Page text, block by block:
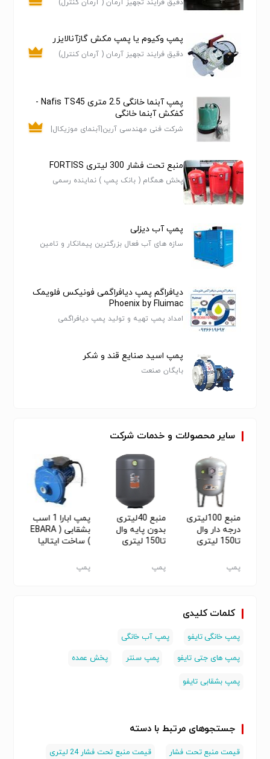
سایرمحصولات و خدمات شرکت
منبع 100لیتری
درجه دار وال
تا150 لیتری
سنتر
پمپ
منبع 40لیتری
بدون پایه وال
تا150 لیتری
سنتر
پمپ
پمپ ابارا 1 اسب
بشقابی ( EBARA
) ساخت ایتالیا
پمپ
دقیق فرایند تجهیز آرمان ( آرمان کنترل)
پمپ وکیوم یا پمپ مکش گازآنالایزر
دقیق فرایند تجهیز آرمان ( آرمان کنترل)
پمپ آبنما خانگی 2.5 متری Nafis TS45 -
کفکش آبنما خانگی
شرکت فنی مهندسی آرین|آبنمای موزیکال|
منبع تحت فشار 300 لیتری FORTISS
پخش همگام ( بانک پمپ ) نماینده رسمی
پمپ آب دیزلی
سازه های آب فعال بزرگترین پیمانکار و تامین
دیافراگم پمپ دیافراگمی فونیکس فلویمک
Phoenix by Fluimac
امداد پمپ تهیه و تولید پمپ دیافراگمی
پمپ اسید صنایع قند و شکر
بایگان صنعت
کلمات کلیدی
پمپ خانگی تایفو
پمپ آب خانگی
پمپ های جتی تایفو
پمپ سنتر پخش عمده
پمپ بشقابی تایفو
جستجوهای مرتبط با دسته
قیمت منبع تحت فشار
قیمت منبع تحت فشار 24 لیتری